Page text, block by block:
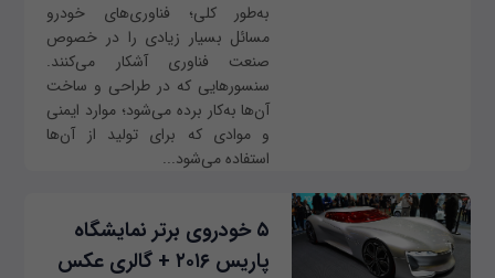
به‌طور کلی؛ فناوری‌های خودرو
مسائل بسیار زیادی را در خصوص
صنعت فناوری آشکار می‌کنند.
سنسورهایی که در طراحی و ساخت
آن‌ها به‌کار برده می‌شود؛ موارد ایمنی
و موادی که برای تولید از آن‌ها
استفاده می‌شود...
۵ خودروی برتر نمایشگاه
پاریس ۲۰۱۶ + گالری عکس